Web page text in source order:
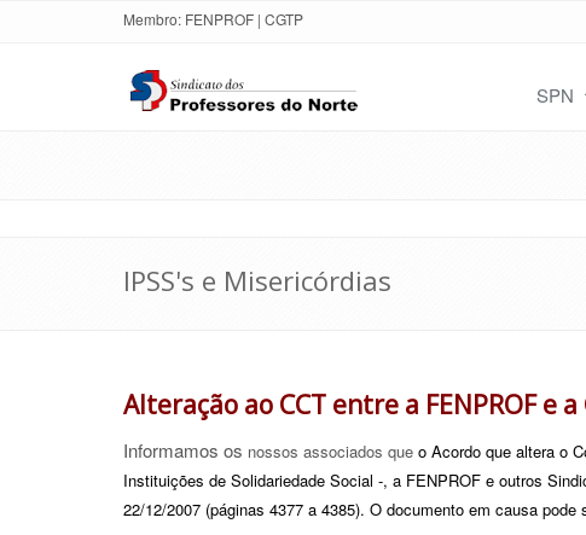
Membro: FENPROF | CGTP
SPN
IPSS's e Misericórdias
Alteração ao CCT entre a FENPROF e
Informamos os nossos associados que o Acordo que altera o
Instituições de Solidariedade Social -, a FENPROF e outros
22/12/2007 (páginas 4377 a 4385). O documento em causa pode